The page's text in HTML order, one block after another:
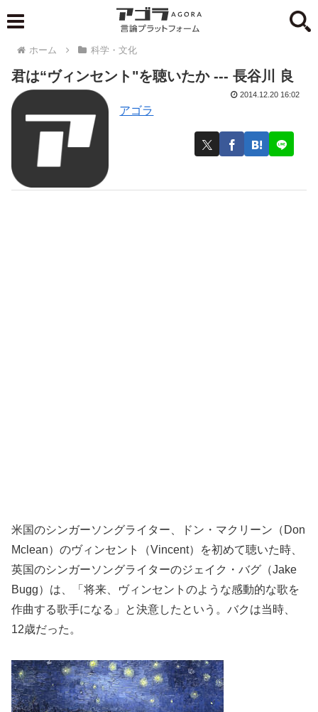
ホーム 科学・文化
君は“ヴィンセント"を聴いたか --- 長谷川 良
アゴラ
2014.12.20 16:02
米国のシンガーソングライター、ドン・マクリーン（Don
Mclean）のヴィンセント（Vincent）を初めて聴いた時、
英国のシンガーソングライターのジェイク・バグ（Jake
Bugg）は、「将来、ヴィンセントのような感動的な歌を
作曲する歌手になる」と決意したという。バクは当時、
12歳だった。